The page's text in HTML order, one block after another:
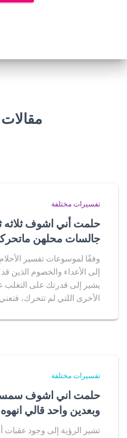
تفسيرات مختلفة
حلمت أني اشوف ثلاثه
جالسات محلهن
وفقًا لموسوعات تفسير
إلى الأعداء والخصوم الذين
يشير إلى قدرتك على التغلب
الأخرى اللتي لم تتحرك،
تفسيرات مختلفة
حلمت اني اشوف
وبعدين واحد قالي
تشير الرؤية إلى وجود عقبات